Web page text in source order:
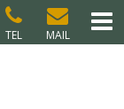
MAIL
TEL